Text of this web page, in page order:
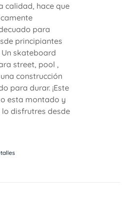
calidad, hace que
para
principiantes
skateboard
street, pool ,
construcción
para durar. ¡Este
esta montado y
disfrutres desde